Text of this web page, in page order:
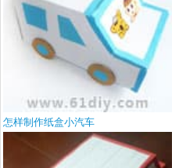
怎样制作纸盒小汽车